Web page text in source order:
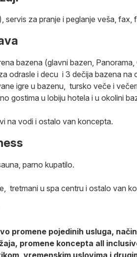
servis za pranje i peglanje veša, fax,
bazena (glavni bazen,
odrasle i decu i 3 dečija bazena na
igre u bazenu, tursko veče i
gostima u lobiju hotela i u okolini
na vodi i ostalo van koncepta.
parno kupatilo.
tretmani u spa centru i ostalo van
promene pojedinih usluga,
promene koncepta all
vremenskim uslovima i